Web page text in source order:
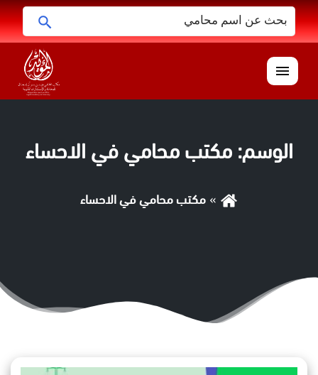
البحث
عن:
القائمة
الوسم:‏مكتب محامي في الاحساء
‏مكتب محامي في الاحساء